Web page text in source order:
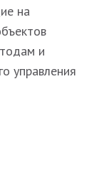
на
и
управления